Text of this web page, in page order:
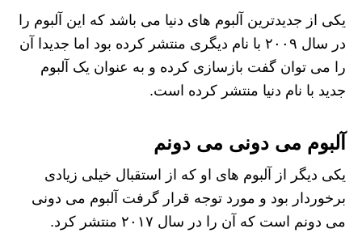
یکی از جدیدترین آلبوم های دنیا می باشد که این آلبوم را
در سال ۲۰۰۹ با نام دیگری منتشر کرده بود اما جدیدا آن
را می‌ توان گفت بازسازی کرده و به عنوان یک آلبوم
جدید با نام دنیا منتشر کرده است.
آلبوم می دونی می دونم
یکی دیگر از آلبوم‌ های او که از استقبال خیلی زیادی
برخوردار بود و مورد توجه قرار گرفت آلبوم می دونی
می دونم است که آن را در سال ۲۰۱۷ منتشر کرد.